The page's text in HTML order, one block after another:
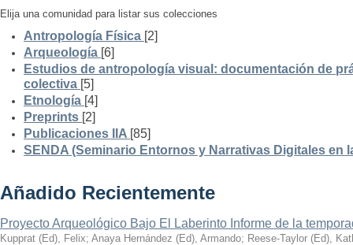
Elija una comunidad para listar sus colecciones
Antropología Física [2]
Arqueología [6]
Estudios de antropología visual: documentación de
colectiva [5]
Etnología [4]
Preprints [2]
Publicaciones IIA [85]
SENDA (Seminario Entornos y Narrativas Digitales en
Añadido Recientemente
Proyecto Arqueológico Bajo El Laberinto Informe de la
Kupprat (Ed), Felix; Anaya Hernández (Ed), Armando; Reese-Taylor (Ed),